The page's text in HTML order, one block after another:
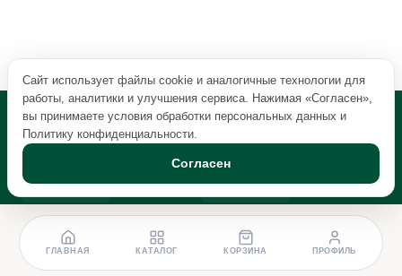
ГЛАВНАЯ КАТАЛОГ КОРЗИНА ПРОФИЛЬ
Сайт использует файлы cookie и аналогичные технологии для
работы, аналитики и улучшения сервиса. Нажимая «Согласен»,
вы принимаете условия обработки персональных данных и
Политику конфиденциальности.
Согласен